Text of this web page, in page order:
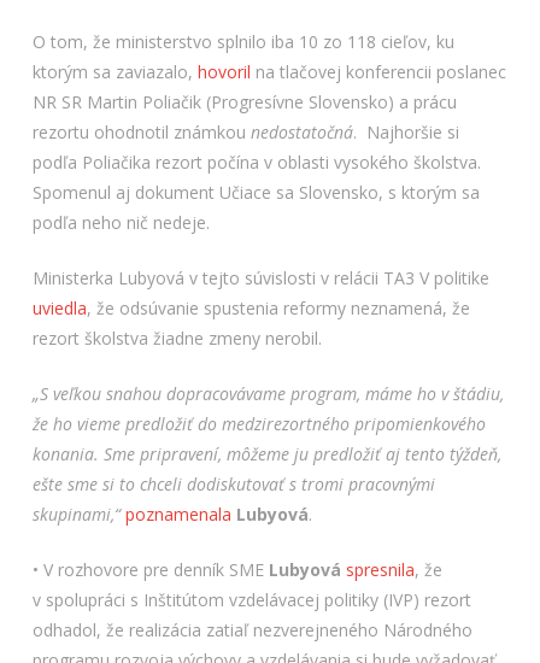
O tom, že ministerstvo splnilo iba 10 zo 118 cieľov, ku
ktorým sa zaviazalo, hovoril na tlačovej konferencii poslanec
NR SR Martin Poliačik (Progresívne Slovensko) a prácu
rezortu ohodnotil známkou nedostatočná. Najhoršie si
podľa Poliačika rezort počína v oblasti vysokého školstva.
Spomenul aj dokument Učiace sa Slovensko, s ktorým sa
podľa neho nič nedeje.
Ministerka Lubyová v tejto súvislosti v relácii TA3 V politike
uviedla, že odsúvanie spustenia reformy neznamená, že
rezort školstva žiadne zmeny nerobil.
„S veľkou snahou dopracovávame program, máme ho v štádiu,
že ho vieme predložiť do medzirezortného pripomienkového
konania. Sme pripravení, môžeme ju predložiť aj tento týždeň,
ešte sme si to chceli dodiskutovať s tromi pracovnými
skupinami,“ poznamenala Lubyová.
• V rozhovore pre denník SME Lubyová spresnila, že
v spolupráci s Inštitútom vzdelávacej politiky (IVP) rezort
odhadol, že realizácia zatiaľ nezverejneného Národného